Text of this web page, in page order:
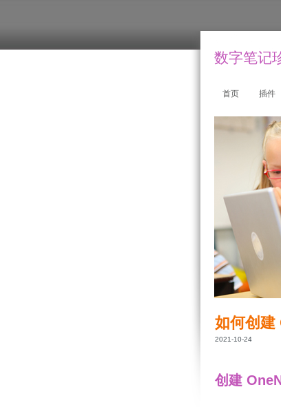
数字笔记
首页 插件
如何创建
2021-10-24
创建